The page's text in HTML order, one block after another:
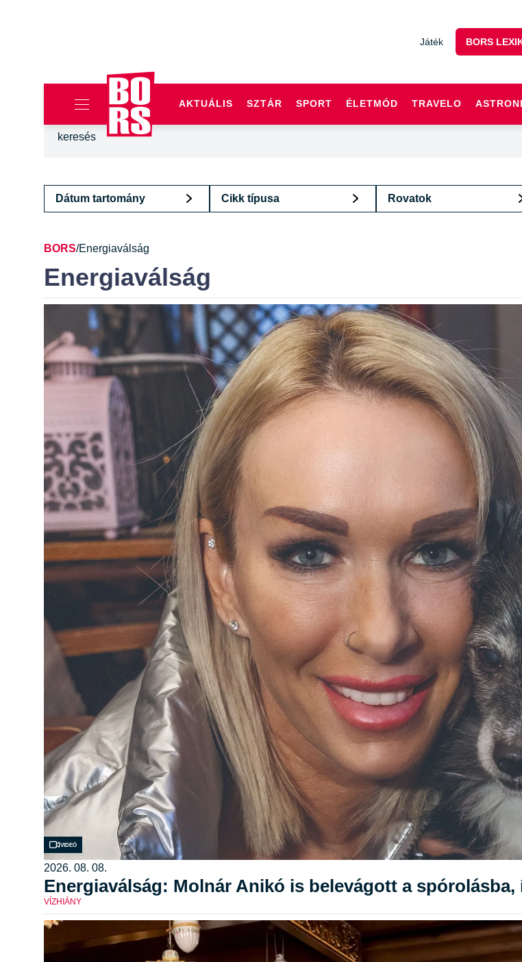
Játék BORS
AKTUÁLIS SZTÁR SPORT ÉLETMÓD TRAVELO
Dátum tartomány Cikk típusa Rovatok
BORS/Energiaválság
Energiaválság
Videó
2026. 08. 08.
Energiaválság: Molnár Anikó is belevágott a
VÍZHIÁNY